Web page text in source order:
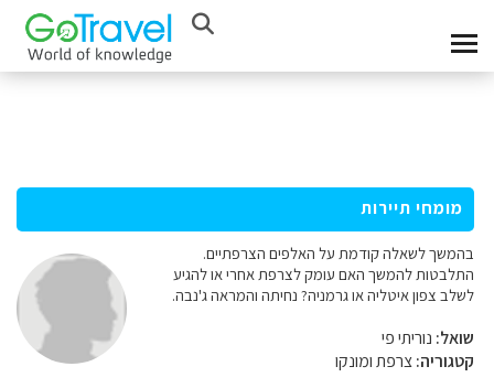
מומחי תיירות
בהמשך לשאלה קודמת על האלפים הצרפתיים.
התלבטות להמשך האם עומק לצרפת אחרי או להגיע
לשלב צפון איטליה או גרמניה? נחיתה והמראה ג'נבה.
שואל: נוריתי פי
קטגוריה:צרפת ומונקו